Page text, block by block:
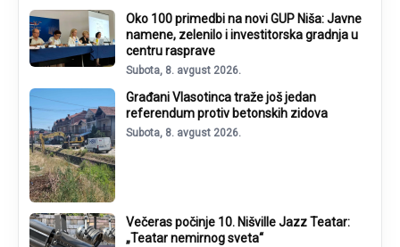
Oko 100 primedbi na novi GUP Niša: Javne
namene, zelenilo i investitorska gradnja u
centru rasprave
Subota, 8. avgust 2026.
Građani Vlasotinca traže još jedan
referendum protiv betonskih zidova
Subota, 8. avgust 2026.
Večeras počinje 10. Nišville Jazz Teatar:
„Teatar nemirnog sveta“